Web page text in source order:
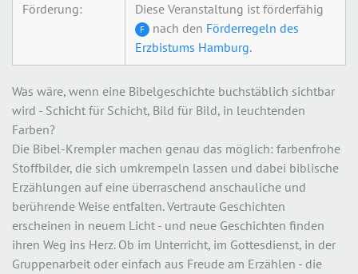
Förderung: Diese Veranstaltung ist förderfähig
F nach den Förderregeln des
Erzbistums Hamburg.
Was wäre, wenn eine Bibelgeschichte buchstäblich sichtbar
wird - Schicht für Schicht, Bild für Bild, in leuchtenden
Farben?
Die Bibel-Krempler machen genau das möglich: farbenfrohe
Stoffbilder, die sich umkrempeln lassen und dabei biblische
Erzählungen auf eine überraschend anschauliche und
berührende Weise entfalten. Vertraute Geschichten
erscheinen in neuem Licht - und neue Geschichten finden
ihren Weg ins Herz. Ob im Unterricht, im Gottesdienst, in der
Gruppenarbeit oder einfach aus Freude am Erzählen - die